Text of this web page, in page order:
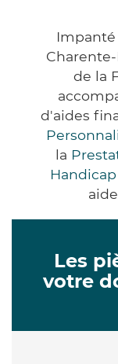
de la
d'aides
la
Handicap
Les
votre